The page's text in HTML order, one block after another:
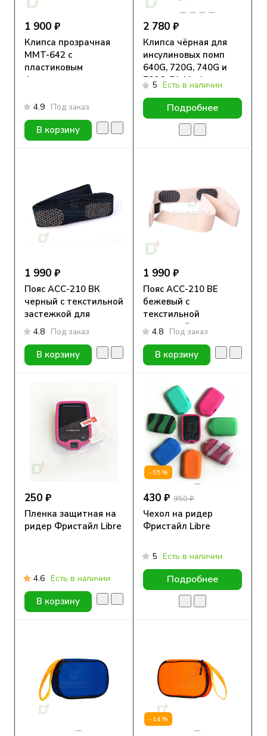
1 900 ₽
Клипса прозрачная
MMT-642 с
пластиковым
футляром для помп
4.9 Под заказ
В корзину
2 780 ₽
Клипса чёрная для
инсулиновых помп
640G, 720G, 740G и
780G, DiaMarka
5 Есть в наличии
Подробнее
1 990 ₽
Пояс АСС-210 ВК
черный с текстильной
застежкой для
крепления на ноге
4.8 Под заказ
В корзину
1 990 ₽
Пояс АСС-210 ВЕ
бежевый с
текстильной
застежкой для
крепления на ноге
4.8 Под заказ
В корзину
250 ₽
Пленка защитная на
ридер Фристайл Libre
4.6 Есть в наличии
В корзину
-55%
430 ₽ 950 ₽
Чехол на ридер
Фристайл Libre
5 Есть в наличии
Подробнее
-14%